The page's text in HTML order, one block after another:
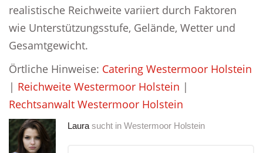
realistische Reichweite variiert durch Faktoren
wie Unterstützungsstufe, Gelände, Wetter und
Gesamtgewicht.
Örtliche Hinweise: Catering Westermoor Holstein
| Reichweite Westermoor Holstein |
Rechtsanwalt Westermoor Holstein
Laura sucht in Westermoor Holstein